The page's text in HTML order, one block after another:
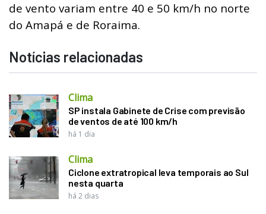
de vento variam entre 40 e 50 km/h no norte
do Amapá e de Roraima.
Notícias relacionadas
Clima
SP instala Gabinete de Crise com previsão
de ventos de até 100 km/h
há 1 dia
Clima
Ciclone extratropical leva temporais ao Sul
nesta quarta
há 2 dias